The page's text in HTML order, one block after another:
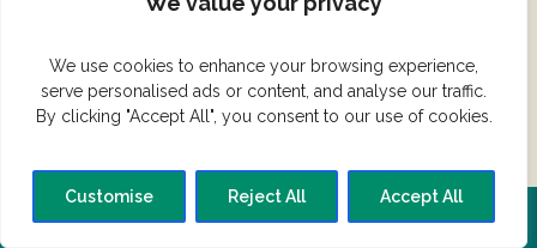
We use cookies to enhance your browsing experience,
serve personalised ads or content, and analyse our traffic.
By clicking "Accept All", you consent to our use of cookies.
Customise Reject All Accept All